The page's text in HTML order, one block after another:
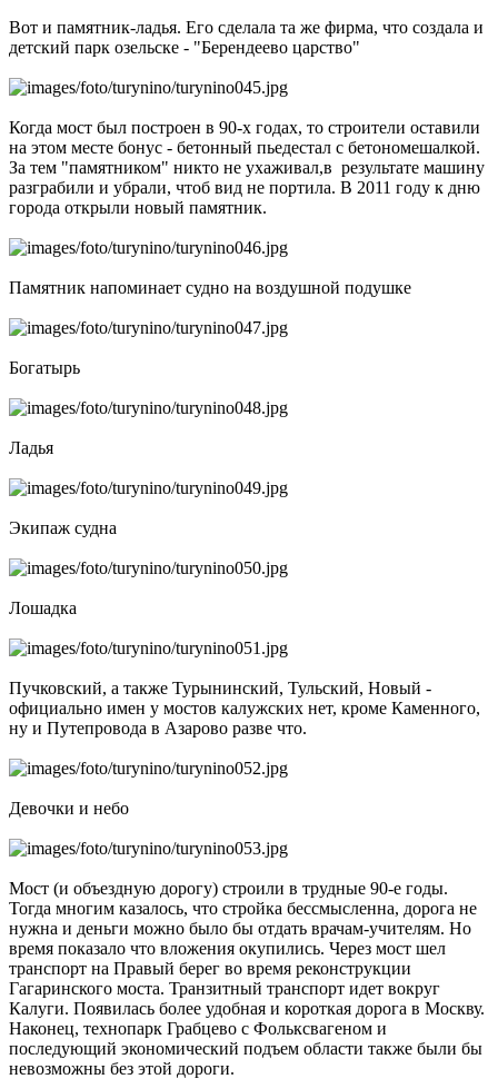
Вот и памятник-ладья. Его сделала та же фирма, что создала и
детский парк озельске - "Берендеево царство"
Когда мост был построен в 90-х годах, то строители оставили
на этом месте бонус - бетонный пьедестал с бетономешалкой.
За тем "памятником" никто не ухаживал,в результате машину
разграбили и убрали, чтоб вид не портила. В 2011 году к дню
города открыли новый памятник.
Памятник напоминает судно на воздушной подушке
Богатырь
Ладья
Экипаж судна
Лошадка
Пучковский, а также Турынинский, Тульский, Новый -
официально имен у мостов калужских нет, кроме Каменного,
ну и Путепровода в Азарово разве что.
Девочки и небо
Мост (и объездную дорогу) строили в трудные 90-е годы.
Тогда многим казалось, что стройка бессмысленна, дорога не
нужна и деньги можно было бы отдать врачам-учителям. Но
время показало что вложения окупились. Через мост шел
транспорт на Правый берег во время реконструкции
Гагаринского моста. Транзитный транспорт идет вокруг
Калуги. Появилась более удобная и короткая дорога в Москву.
Наконец, технопарк Грабцево с Фольксвагеном и
последующий экономический подъем области также были бы
невозможны без этой дороги.